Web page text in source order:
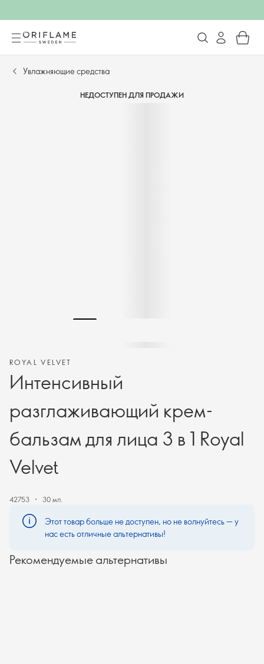
Увлажняющие средства
НЕДОСТУПЕН ДЛЯ ПРОДАЖИ
ROYAL VELVET
Интенсивный
разглаживающий крем-
бальзам для лица 3 в 1 Royal
Velvet
42753 30 мл.
Этот товар больше не доступен, но не волнуйтесь — у
нас есть отличные альтернативы!
Рекомендуемые альтернативы